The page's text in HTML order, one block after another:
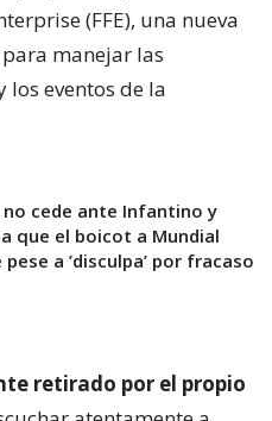
(FFE), una nueva
manejar las
los eventos de la
no cede ante Infantino y
que el boicot a Mundial
pese a ’disculpa’ por fracaso
retirado por el propio